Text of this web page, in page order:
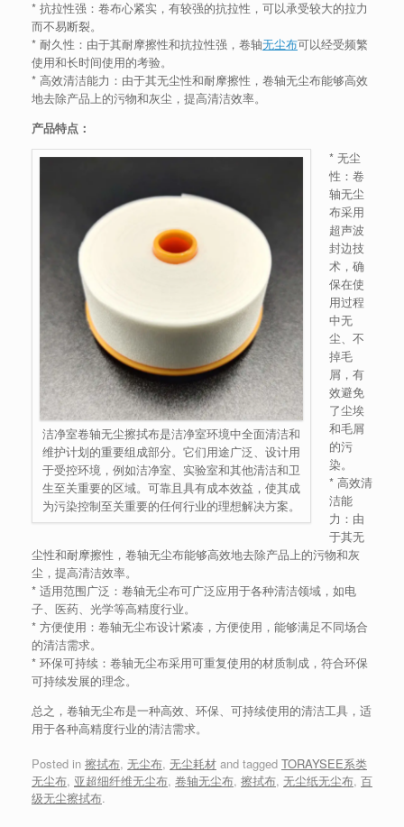
* 抗拉性强：卷布心紧实，有较强的抗拉性，可以承受较大的拉力
而不易断裂。
* 耐久性：由于其耐摩擦性和抗拉性强，卷轴无尘布可以经受频繁
使用和长时间使用的考验。
* 高效清洁能力：由于其无尘性和耐摩擦性，卷轴无尘布能够高效
地去除产品上的污物和灰尘，提高清洁效率。
产品特点：
洁净室卷轴无尘擦拭布是洁净室环境中全面清洁和
维护计划的重要组成部分。它们用途广泛、设计用
于受控环境，例如洁净室、实验室和其他清洁和卫
生至关重要的区域。可靠且具有成本效益，使其成
为污染控制至关重要的任何行业的理想解决方案。
* 无尘
性：卷
轴无尘
布采用
超声波
封边技
术，确
保在使
用过程
中无
尘、不
掉毛
屑，有
效避免
了尘埃
和毛屑
的污
染。
* 高效清
洁能
力：由
于其无
尘性和耐摩擦性，卷轴无尘布能够高效地去除产品上的污物和灰
尘，提高清洁效率。
* 适用范围广泛：卷轴无尘布可广泛应用于各种清洁领域，如电
子、医药、光学等高精度行业。
* 方便使用：卷轴无尘布设计紧凑，方便使用，能够满足不同场合
的清洁需求。
* 环保可持续：卷轴无尘布采用可重复使用的材质制成，符合环保
可持续发展的理念。
总之，卷轴无尘布是一种高效、环保、可持续使用的清洁工具，适
用于各种高精度行业的清洁需求。
Posted in 擦拭布, 无尘布, 无尘耗材 and tagged TORAYSEE系类
无尘布, 亚超细纤维无尘布, 卷轴无尘布, 擦拭布, 无尘纸无尘布, 百
级无尘擦拭布.